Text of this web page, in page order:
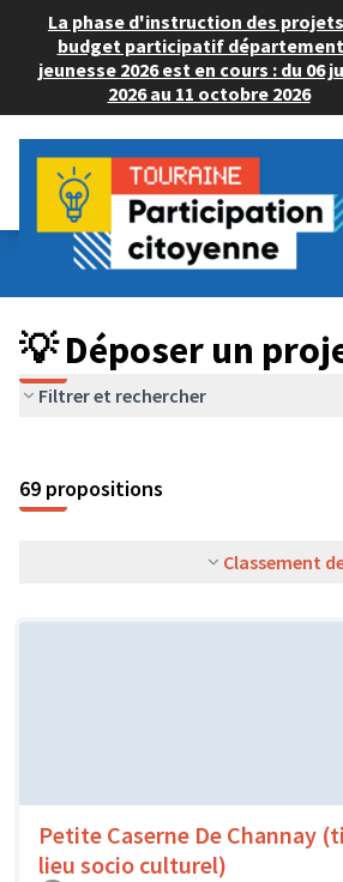
La phase d'instruction des
budget participatif
jeunesse 2026 est en cours : du 06
2026 au 11 octobre 2026
Budget Participatif ADULTE 2024
💡 Déposer un projet
💡 Déposer un
Filtrer et rechercher
69 propositions
Classement
Petite Caserne De Channay
lieu socio culturel)